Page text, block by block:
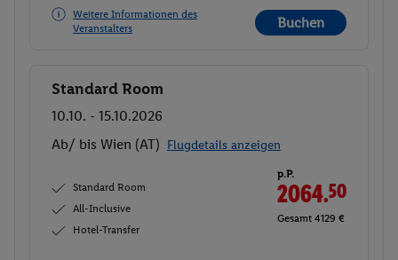
Weitere Informationen des
Veranstalters
Buchen
Buchen
Standard Room
10.10. - 15.10.2026
Ab/ bis Wien (AT) Flugdetails anzeigen
Standard Room
All-Inclusive
Hotel-Transfer
p.P.
2064.50
Gesamt 4129 €